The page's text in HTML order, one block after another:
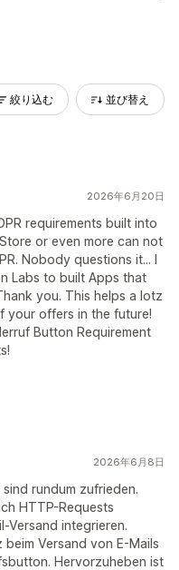
絞り込む 並び替え
2026年6月20日
requirements built into
or even more can not
Nobody questions it... I
Labs to built Apps that
you. This helps a lotz
your offers in the future!
Button Requirement
2026年6月8日
rundum zufrieden.
HTTP-Requests
Versand integrieren.
Versand von E-Mails
Hervorzuheben ist